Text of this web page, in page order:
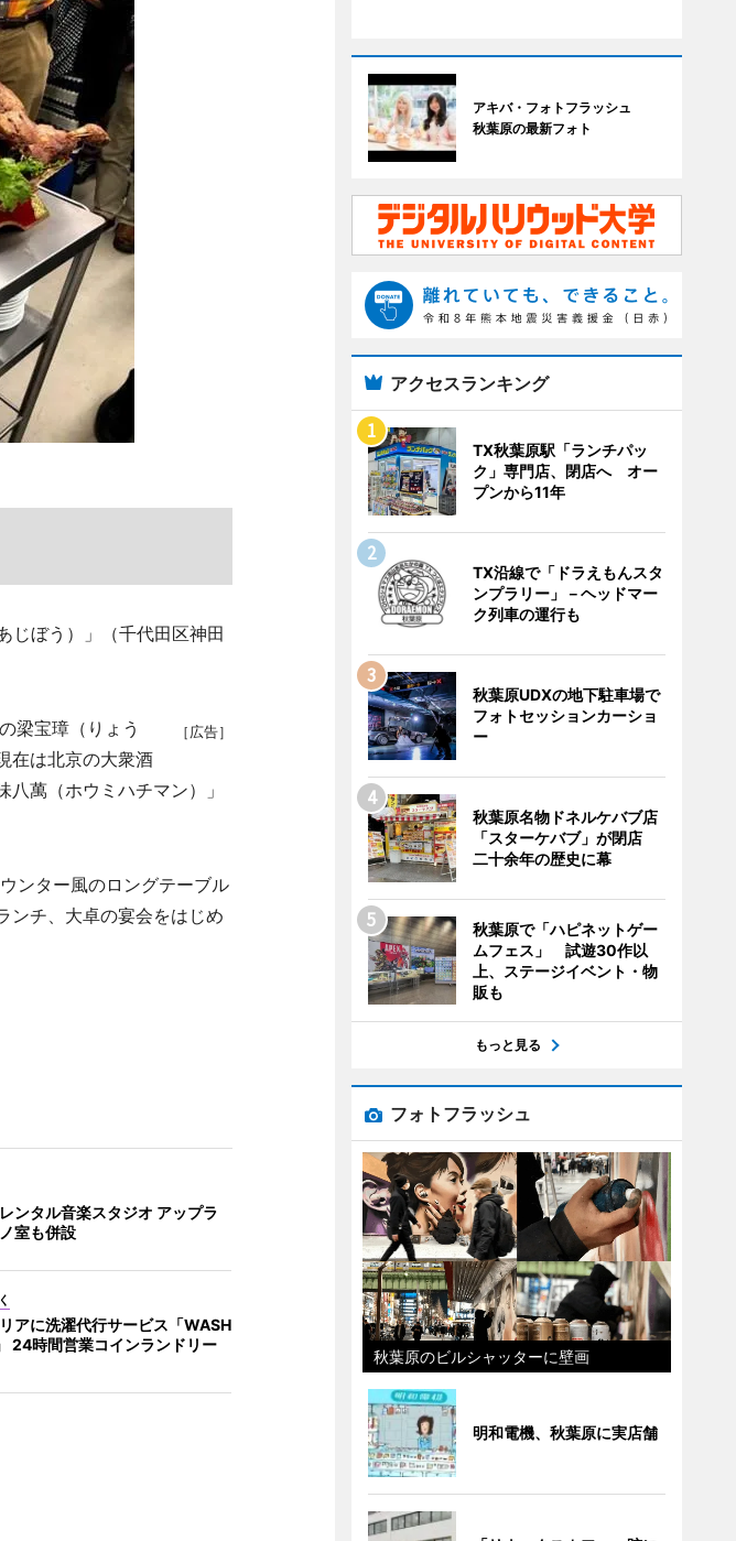
じぼう）」（千代田区神田
［広告］
梁宝璋（りょう
在は北京の大衆酒
萬（ホウミハチマン）」
ンター風のロングテーブル
ンチ、大卓の宴会をはじめ
ンタル音楽スタジオ アップラ
室も併設
アに洗濯代行サービス「WASH
24時間営業コインランドリー
アキバ・フォトフラッシュ
秋葉原の最新フォト
アクセスランキング
TX秋葉原駅「ランチパッ
ク」専門店、閉店へ オー
プンから11年
TX沿線で「ドラえもんスタ
ンプラリー」－ヘッドマー
ク列車の運行も
秋葉原UDXの地下駐車場で
フォトセッションカーショ
ー
秋葉原名物ドネルケバブ店
「スターケバブ」が閉店
二十余年の歴史に幕
秋葉原で「ハピネットゲー
ムフェス」 試遊30作以
上、ステージイベント・物
販も
もっと見る
フォトフラッシュ
秋葉原のビルシャッターに壁画
明和電機、秋葉原に実店舗